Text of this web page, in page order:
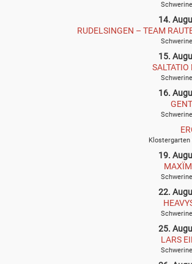
14.
RUDELSINGEN – TEAM
15.
SALTATIO
16.
Klostergarten
19.
22.
25.
LARS